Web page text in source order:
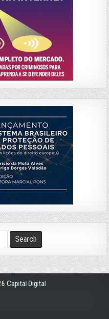
Capital Digital